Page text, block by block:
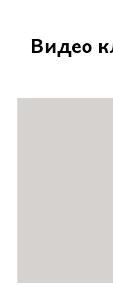
Видео